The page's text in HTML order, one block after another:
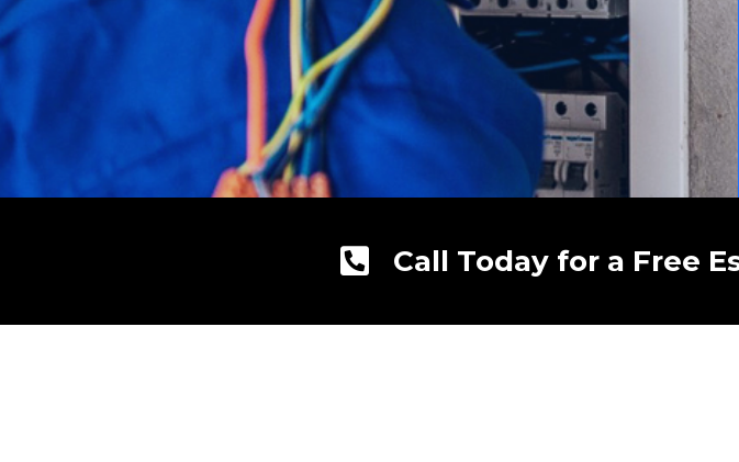
Call Today for a Free